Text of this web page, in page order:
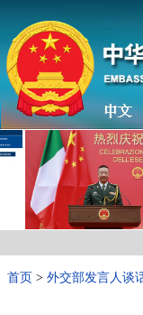
首页 > 外交部发言人谈